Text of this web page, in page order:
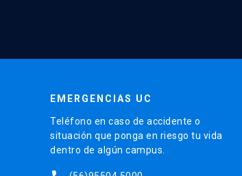
EMERGENCIAS UC
Teléfono en caso de accidente o
situación que ponga en riesgo tu vida
dentro de algún campus.